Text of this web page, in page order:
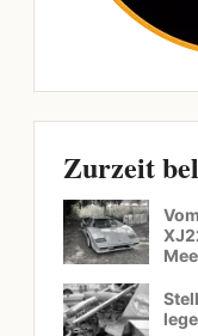
Zurzeit